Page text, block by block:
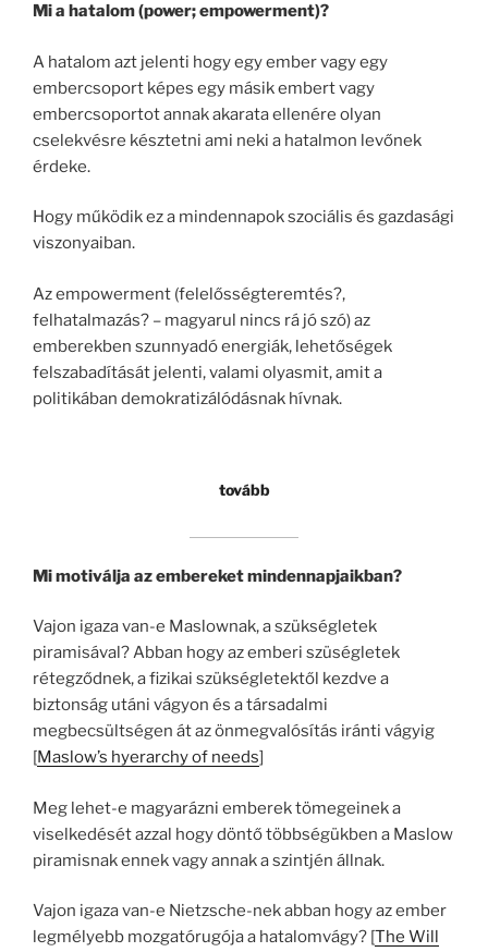
Mi a hatalom (power; empowerment)?
A hatalom azt jelenti hogy egy ember vagy egy
embercsoport képes egy másik embert vagy
embercsoportot annak akarata ellenére olyan
cselekvésre késztetni ami neki a hatalmon levőnek
érdeke.
Hogy működik ez a mindennapok szociális és gazdasági
viszonyaiban.
Az empowerment (felelősségteremtés?,
felhatalmazás? – magyarul nincs rá jó szó) az
emberekben szunnyadó energiák, lehetőségek
felszabadítását jelenti, valami olyasmit, amit a
politikában demokratizálódásnak hívnak.
tovább
Mi motiválja az embereket mindennapjaikban?
Vajon igaza van-e Maslownak, a szükségletek
piramisával? Abban hogy az emberi szüségletek
rétegződnek, a fizikai szükségletektől kezdve a
biztonság utáni vágyon és a társadalmi
megbecsültségen át az önmegvalósítás iránti vágyig
[Maslow’s hyerarchy of needs]
Meg lehet-e magyarázni emberek tömegeinek a
viselkedését azzal hogy döntő többségükben a Maslow
piramisnak ennek vagy annak a szintjén állnak.
Vajon igaza van-e Nietzsche-nek abban hogy az ember
legmélyebb mozgatórugója a hatalomvágy? [The Will